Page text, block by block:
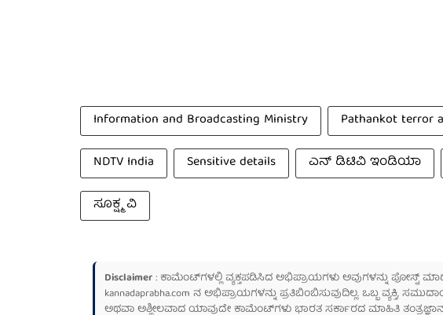
Information and Broadcasting Ministry Pathankot terror
NDTV India
Sensitive details ಎನ್ ಡಿಟಿವಿ ಇಂಡಿಯಾ
ಸೂಕ್ಷ್ಮ ವಿ
Disclaimer: ಕಾಮೆಂಟ್‌ಗಳಲ್ಲಿ ವ್ಯಕ್ತಪಡಿಸಿದ ಅಭಿಪ್ರಾಯಗಳು ಅವುಗಳನ್ನು ಪೋಸ್ಟ್
kannadaprabha.com ನ ಅಭಿಪ್ರಾಯಗಳನ್ನು ಪ್ರತಿಬಿಂಬಿಸುವುದಿಲ್ಲ. ಒಬ್ಬ ವ್ಯಕ್ತಿ,
ಅಥವಾ ಅಶ್ಲೀಲವಾದ ಯಾವುದೇ ಕಾಮೆಂಟ್‌ಗಳು ಭಾರತ ಸರ್ಕಾರದ ಮಾಹಿತಿ